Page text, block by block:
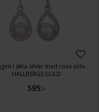
Örhängen i äkta silver med rosa sötvattenspärla
HALLBERGS GULD
595:-